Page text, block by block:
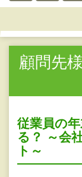
顧問先
従業員の
る？ ～会
ト～